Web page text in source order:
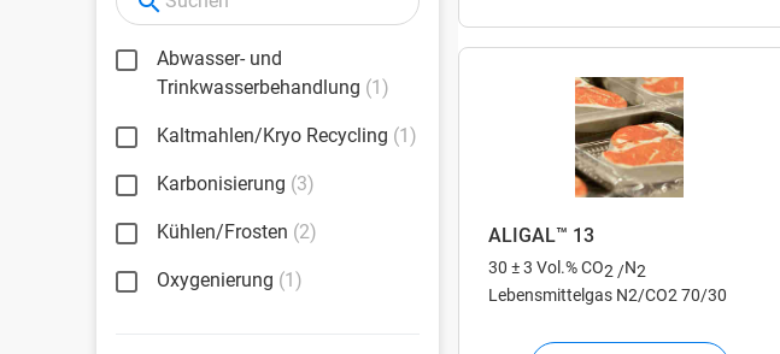
Abwasser- und
Trinkwasserbehandlung (1)
Kaltmahlen/Kryo Recycling (1)
Karbonisierung (3)
Kühlen/Frosten (2)
Oxygenierung (1)
ALIGAL™ 13
30 ± 3 Vol.% CO2 /N2
Lebensmittelgas N2/CO2 70/30